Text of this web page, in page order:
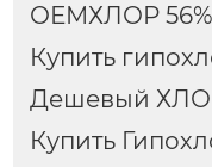
ОЕМХЛОР 56%
Купить
Дешевый
Купить